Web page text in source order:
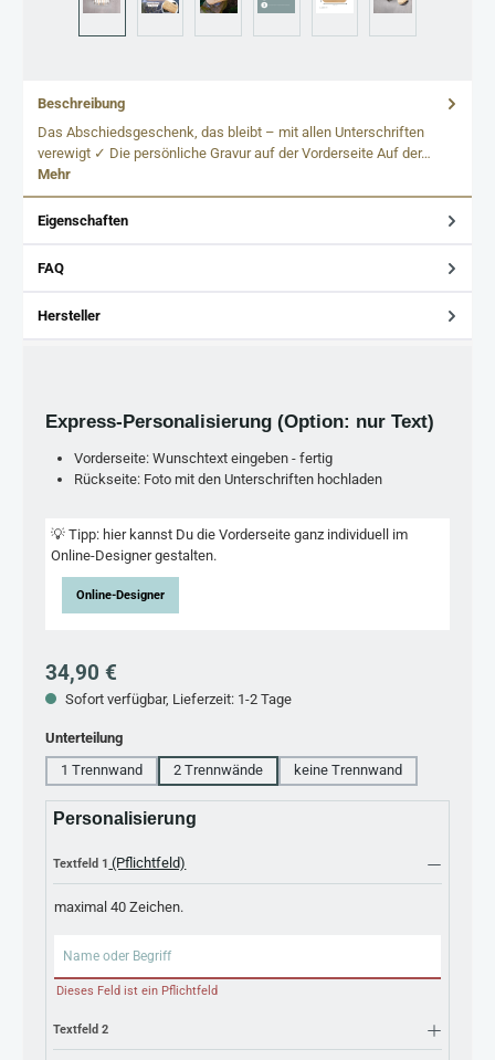
Beschreibung
Das Abschiedsgeschenk, das bleibt – mit allen Unterschriften
verewigt ✓ Die persönliche Gravur auf der Vorderseite Auf der…
Mehr
Eigenschaften
FAQ
Hersteller
Express-Personalisierung (Option: nur Text)
Vorderseite: Wunschtext eingeben - fertig
Rückseite: Foto mit den Unterschriften hochladen
💡 Tipp: hier kannst Du die Vorderseite ganz individuell im
Online-Designer gestalten.
Online-Designer
Regulärer Preis:
34,90 €
Sofort verfügbar, Lieferzeit: 1-2 Tage
Unterteilungauswählen
1 Trennwand
2 Trennwände keine Trennwand
Personalisierung
Textfeld 1 (Pflichtfeld)
maximal 40 Zeichen.
Dieses Feld ist ein Pflichtfeld
Textfeld 2